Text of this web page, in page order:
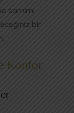
samimi
bir
Konfor